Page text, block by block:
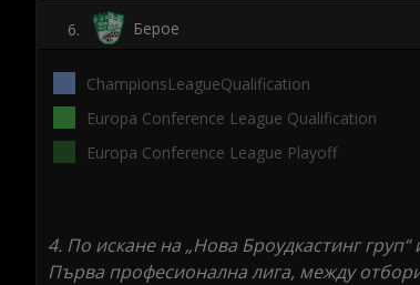
6. Берое
ChampionsLeagueQualification
Europa Conference League Qualification
Europa Conference League Playoff
4. По искане на „Нова Броудкастинг
Първа професионална лига, между